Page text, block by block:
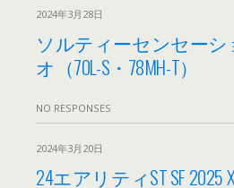
2024年3月28日
ソルティーセンセーシ
オ（70L-S・78MH-T）
NO RESPONSES
2024年3月20日
24エアリティST SF 2025